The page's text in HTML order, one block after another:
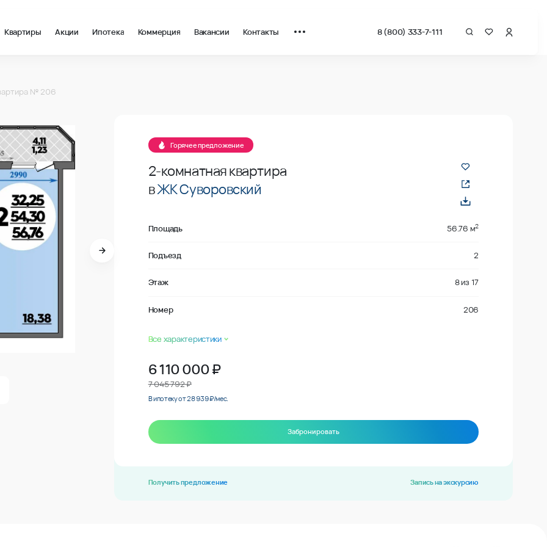
Квартиры Акции Ипотека Коммерция Вакансии Контакты 8 (800) 333-7-111
№ 206
Горячее предложение
2-комнатная квартира
вЖК Суворовский
Площадь 56.76 м2
Подъезд 2
Этаж 8из 17
Номер 206
Все характеристики
6 110 000₽
7 045 792 ₽
В ипотеку от 28 939 ₽/мес.
Забронировать
Получить предложение Запись на экскурсию